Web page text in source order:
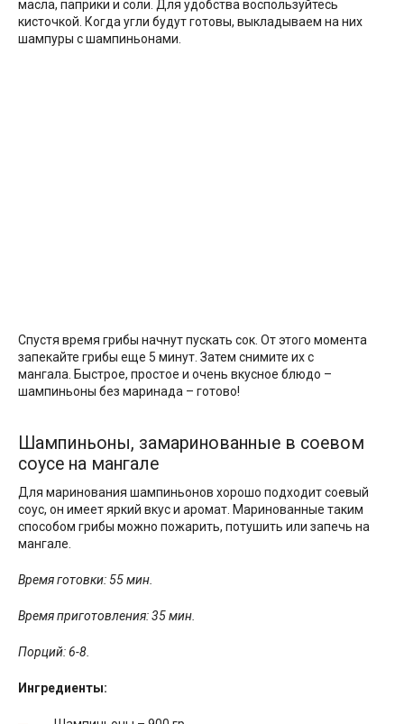
масла, паприки и соли. Для удобства воспользуйтесь
кисточкой. Когда угли будут готовы, выкладываем на них
шампуры с шампиньонами.
Спустя время грибы начнут пускать сок. От этого момента
запекайте грибы еще 5 минут. Затем снимите их с
мангала. Быстрое, простое и очень вкусное блюдо –
шампиньоны без маринада – готово!
Шампиньоны, замаринованные в соевом
соусе на мангале
Для маринования шампиньонов хорошо подходит соевый
соус, он имеет яркий вкус и аромат. Маринованные таким
способом грибы можно пожарить, потушить или запечь на
мангале.
Время готовки: 55 мин.
Время приготовления: 35 мин.
Порций: 6-8.
Ингредиенты: